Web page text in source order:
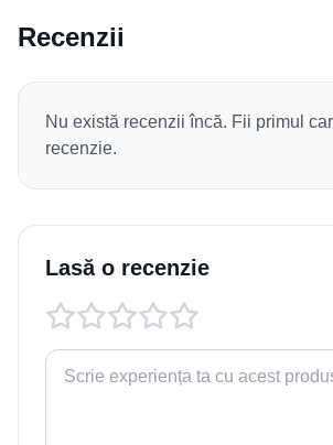
Recenzii
Nu există recenzii încă. Fii primul
recenzie.
Lasă o recenzie